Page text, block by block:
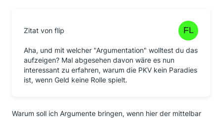
Zitat von flip
Aha, und mit welcher "Argumentation" wolltest du das
aufzeigen? Mal abgesehen davon wäre es nun
interessant zu erfahren, warum die PKV kein Paradies
ist, wenn Geld keine Rolle spielt.
Warum soll ich Argumente bringen, wenn hier der mittelbar